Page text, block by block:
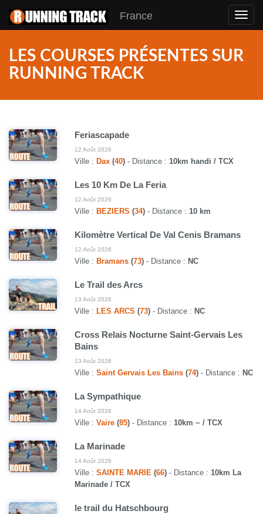
France
LES COURSES PRÉSENTES SUR
RUNNING TRACK
Feriascapade
12 Août 2026
Ville : Dax (40) - Distance : 10km handi / TCX
Les 10 Km De La Feria
12 Août 2026
Ville : BEZIERS (34) - Distance : 10 km
Kilomètre Vertical De Val Cenis Bramans
12 Août 2026
Ville : Bramans (73) - Distance : NC
Le Trail des Arcs
13 Août 2026
Ville : LES ARCS (73) - Distance : NC
Cross Relais Nocturne Saint-Gervais Les
Bains
13 Août 2026
Ville : Saint Gervais Les Bains (74) - Distance : NC
La Sympathique
14 Août 2026
Ville : Vaire (85) - Distance : 10km ~ / TCX
La Marinade
14 Août 2026
Ville : SAINTE MARIE (66) - Distance : 10km La
Marinade / TCX
le trail du Hatschbourg